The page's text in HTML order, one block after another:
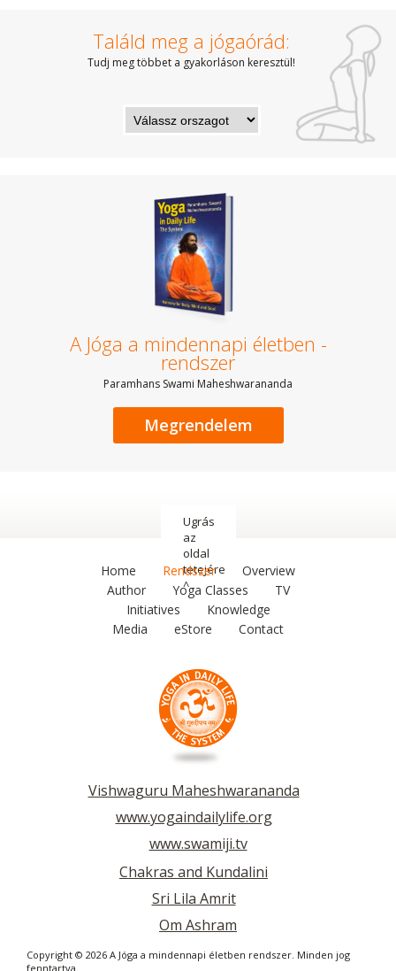
Találd meg a jógaórád:
Tudj meg többet a gyakorláson keresztül!
A Jóga a mindennapi életben -
rendszer
Paramhans Swami Maheshwarananda
Megrendelem
Ugrás
az
oldal
tetejére
^
Home Rendszer
Overview
Author
Yoga Classes
TV
Initiatives
Knowledge
Media
eStore Contact
Vishwaguru Maheshwarananda
www.yogaindailylife.org
www.swamiji.tv
Chakras and Kundalini
Sri Lila Amrit
Om Ashram
Copyright © 2026 A Jóga a mindennapi életben rendszer. Minden jog
fenntartva.